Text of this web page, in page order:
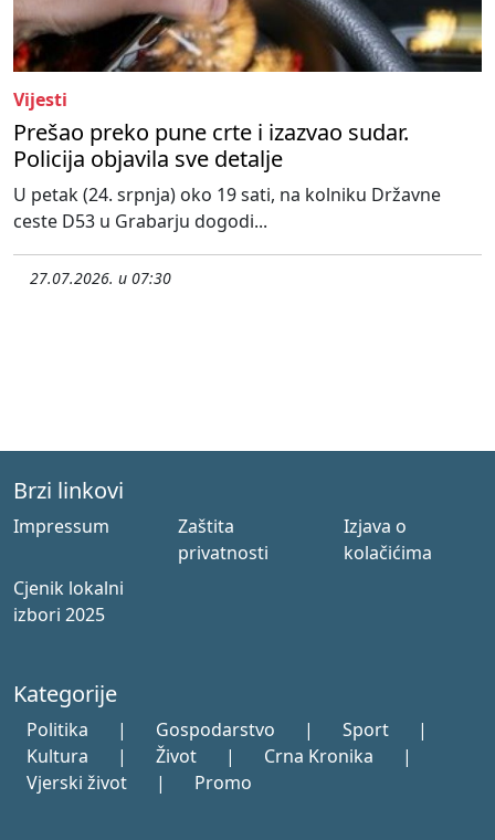
Vijesti
Prešao preko pune crte i izazvao sudar.
Policija objavila sve detalje
U petak (24. srpnja) oko 19 sati, na kolniku Državne
ceste D53 u Grabarju dogodi...
27.07.2026. u 07:30
Brzi linkovi
Impressum
Zaštita
privatnosti
Izjava o
kolačićima
Cjenik lokalni
izbori 2025
Kategorije
Politika | Gospodarstvo | Sport
|
Kultura
| Život | Crna Kronika
|
Vjerski život
| Promo